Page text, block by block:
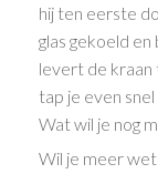
hij ten eerste
glas gekoeld
levert de
tap je even
Wat wil je nog
Wil je meer